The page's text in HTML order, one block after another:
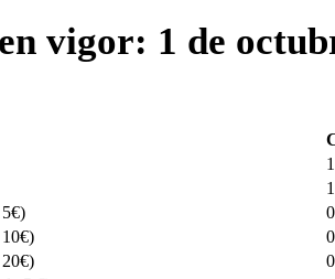
vigor: 1 de